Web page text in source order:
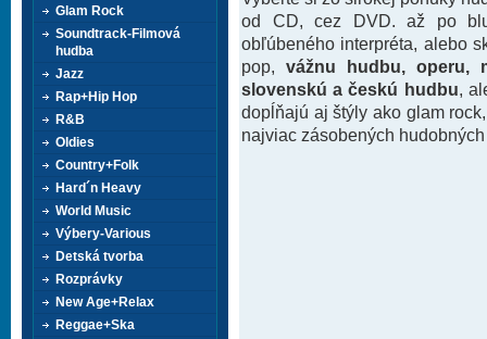
od CD, cez DVD. až po
obľúbeného interpréta, alebo
pop, vážnu hudbu, operu,
slovenskú a českú hudbu ,
dopĺňajú aj štýly ako glam
najviac zásobených
Glam Rock
Soundtrack-Filmová
hudba
Jazz
Rap+Hip Hop
R&B
Oldies
Country+Folk
Hard´n Heavy
World Music
Výbery-Various
Detská tvorba
Rozprávky
New Age+Relax
Reggae+Ska